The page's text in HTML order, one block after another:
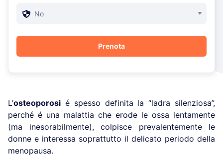
L’osteoporosi é spesso definita la “ladra silenziosa”,
perché é una malattia che erode le ossa lentamente
(ma inesorabilmente), colpisce prevalentemente le
donne e interessa soprattutto il delicato periodo della
menopausa.